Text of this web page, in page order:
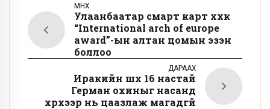
ӨМНӨХ
Улаанбаатар смарт карт ххк
“International arch of europe
award”-ын алтан цомын эзэн
боллоо
ДАРААХ
Иракийн шүүх 16 настай
Герман охиныг насанд
хүрхээр нь цаазлаж магадгүй